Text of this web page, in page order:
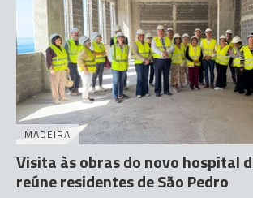
MADEIRA
Visita às obras do novo hospital
reúne residentes de São Pedro